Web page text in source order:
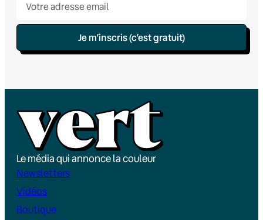
Je m’inscris (c’est gratuit)
Le média qui annonce la couleur
Newsletters
Vidéos
Boutique